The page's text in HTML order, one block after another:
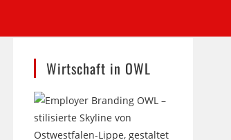
Wirtschaft in OWL